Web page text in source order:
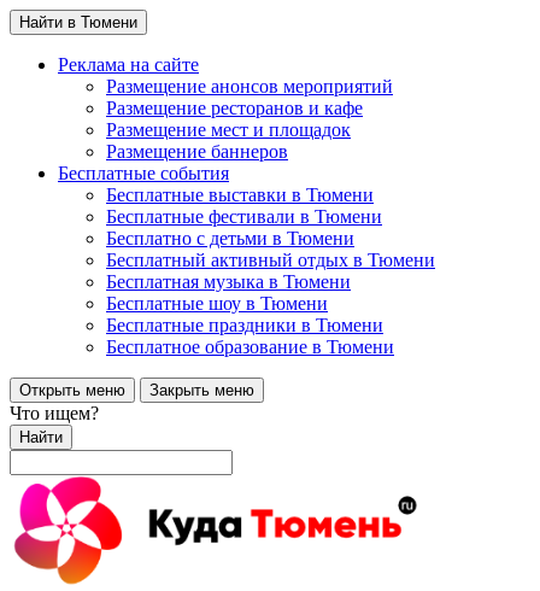
Найти в Тюмени
Реклама на сайте
Размещение анонсов мероприятий
Размещение ресторанов и кафе
Размещение мест и площадок
Размещение баннеров
Бесплатные события
Бесплатные выставки в Тюмени
Бесплатные фестивали в Тюмени
Бесплатно с детьми в Тюмени
Бесплатный активный отдых в Тюмени
Бесплатная музыка в Тюмени
Бесплатные шоу в Тюмени
Бесплатные праздники в Тюмени
Бесплатное образование в Тюмени
Открыть меню Закрыть меню
Что ищем?
Найти